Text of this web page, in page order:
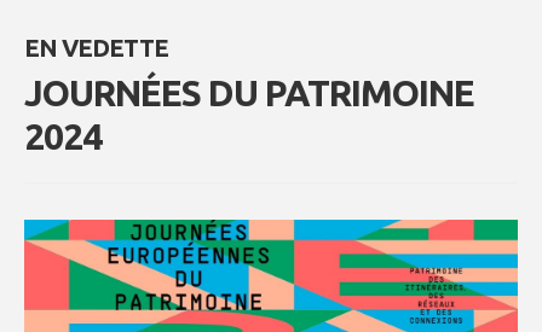
EN VEDETTE
JOURNÉES DU PATRIMOINE
2024